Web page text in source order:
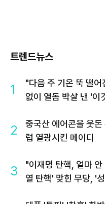
트렌드뉴스
1
"다음 주 기온 뚝 떨
없이 열돔 박살 낸 '이
2
중국산 에어콘을 웃
럽 열광시킨 메이디
3
"이재명 탄핵, 얼마
열 탄핵' 맞힌 무당, '